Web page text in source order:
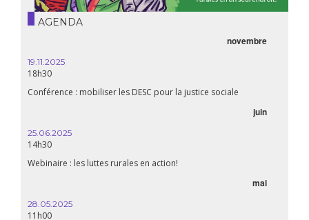
AGENDA
novembre
19.11.2025
18h30
Conférence : mobiliser les DESC pour la justice sociale
juin
25.06.2025
14h30
Webinaire : les luttes rurales en action!
mai
28.05.2025
11h00